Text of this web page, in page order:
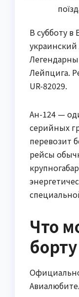
В субботу
украинский
Лейпцига.
UR-82029.
Ан-124 —
серийных
перевозит
рейсы
Что
борту